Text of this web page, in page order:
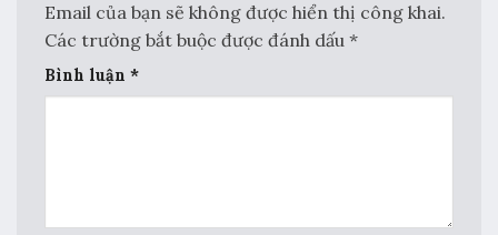
Email của bạn sẽ không được hiển thị công khai.
Các trường bắt buộc được đánh dấu *
Bình luận *